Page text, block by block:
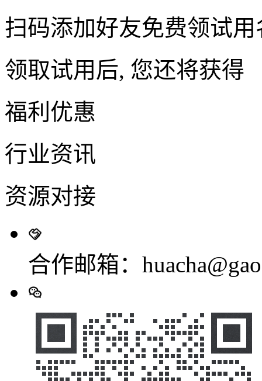
扫码添加好友免费领试用
领取试用后, 您还将获得
福利优惠
行业资讯
资源对接
合作邮箱：